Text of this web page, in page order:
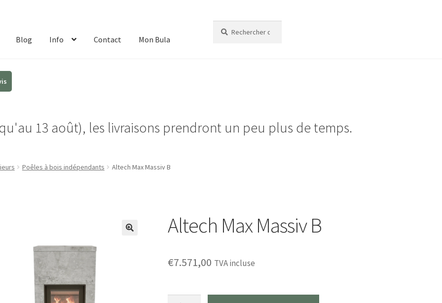
Blog Info Contact Mon Bula
13 août), les livraisons prendront un peu plus de temps.
Poêles à bois indépendants Altech Max Massiv B
Altech Max Massiv B
€7.571,00 TVA incluse